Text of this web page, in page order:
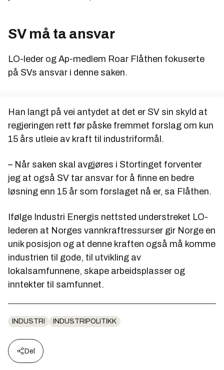
SV må ta ansvar
LO-leder og Ap-medlem Roar Flåthen fokuserte
på SVs ansvar i denne saken.
Han langt på vei antydet at det er SV sin skyld at
regjeringen rett før påske fremmet forslag om kun
15 års utleie av kraft til industriformål.
– Når saken skal avgjøres i Stortinget forventer
jeg at også SV tar ansvar for å finne en bedre
løsning enn 15 år som forslaget nå er, sa Flåthen.
Ifølge Industri Energis nettsted understreket LO-
lederen at Norges vannkraftressurser gir Norge en
unik posisjon og at denne kraften også må komme
industrien til gode, til utvikling av
lokalsamfunnene, skape arbeidsplasser og
inntekter til samfunnet.
INDUSTRI INDUSTRIPOLITIKK
Del